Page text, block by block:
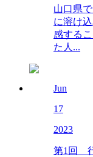
山口県
に溶け
感する
た人...
Jun
17
2023
第1回